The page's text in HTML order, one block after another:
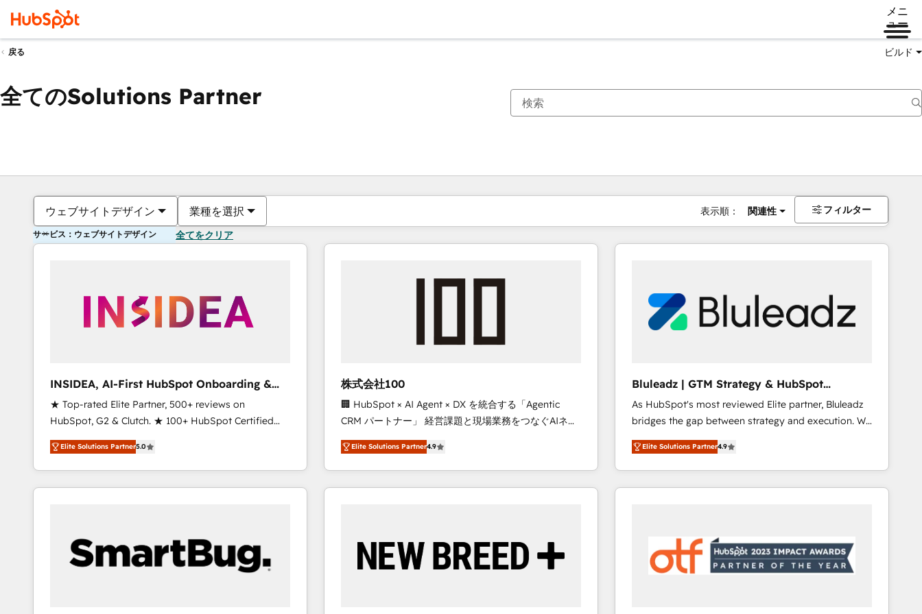
メニ
ュー
戻る ビルド
全てのSolutions Partner
ウェブサイトデザイン 業種を選択 表示順： 関連性 フィルター
サービス：ウェブサイトデザイン 全てをクリア
INSIDEA, AI-First HubSpot Onboarding &
RevOps
★ Top-rated Elite Partner, 500+ reviews on
HubSpot, G2 & Clutch. ★ 100+ HubSpot Certified
Experts & Trainers across the team ★ 1,500+
implementations across five continents ★ AI-First,
RevOps-led, Onboarding obsessed ★ Company of
the Year 2024/25 INSIDEA helps growing companies
workflows that drive adoption from week one, in
your time zone. What we do ➤ Onboarding: Live in
weeks, with workflows built around your business,
Elite Solutions Partner5.0
株式会社100
🏢 HubSpot × AI Agent × DX を統合する「Agentic
CRM パートナー」 経営課題と現場業務をつなぐAIネイ
ティブ・エージェンシーとして、HubSpot Eliteの実装
力で顧客フロント業務を再設計します。 💡 100inc は何
をする会社か？ HubSpotを共通基盤に、AIエージェン
トを組み込んだ顧客フロント業務（マーケティング・営
を、CRMを軸とした全社共通基盤に再構築します。意
思決定者・PMO・現場担当者に並走します。 1️⃣
Elite Solutions Partner4.9
Bluleadz | GTM Strategy & HubSpot
Implementation
As HubSpot's most reviewed Elite partner, Bluleadz
bridges the gap between strategy and execution. We
don't just "set up tools" — we install the GTM
Operating System (GTM OS) to align your leadership
and engineer a portal that drives predictable
revenue velocity. 🚀 GTM Strategy & Alignment
"accelerating a mess." ⚙️ Elite Engineering & AI
Scalable Architecture: Zero-technical-debt setup
across all Hubs, validated by our 7 HubSpot
Elite Solutions Partner4.9
現在の場所ページ
ページページページページページページページページページページ